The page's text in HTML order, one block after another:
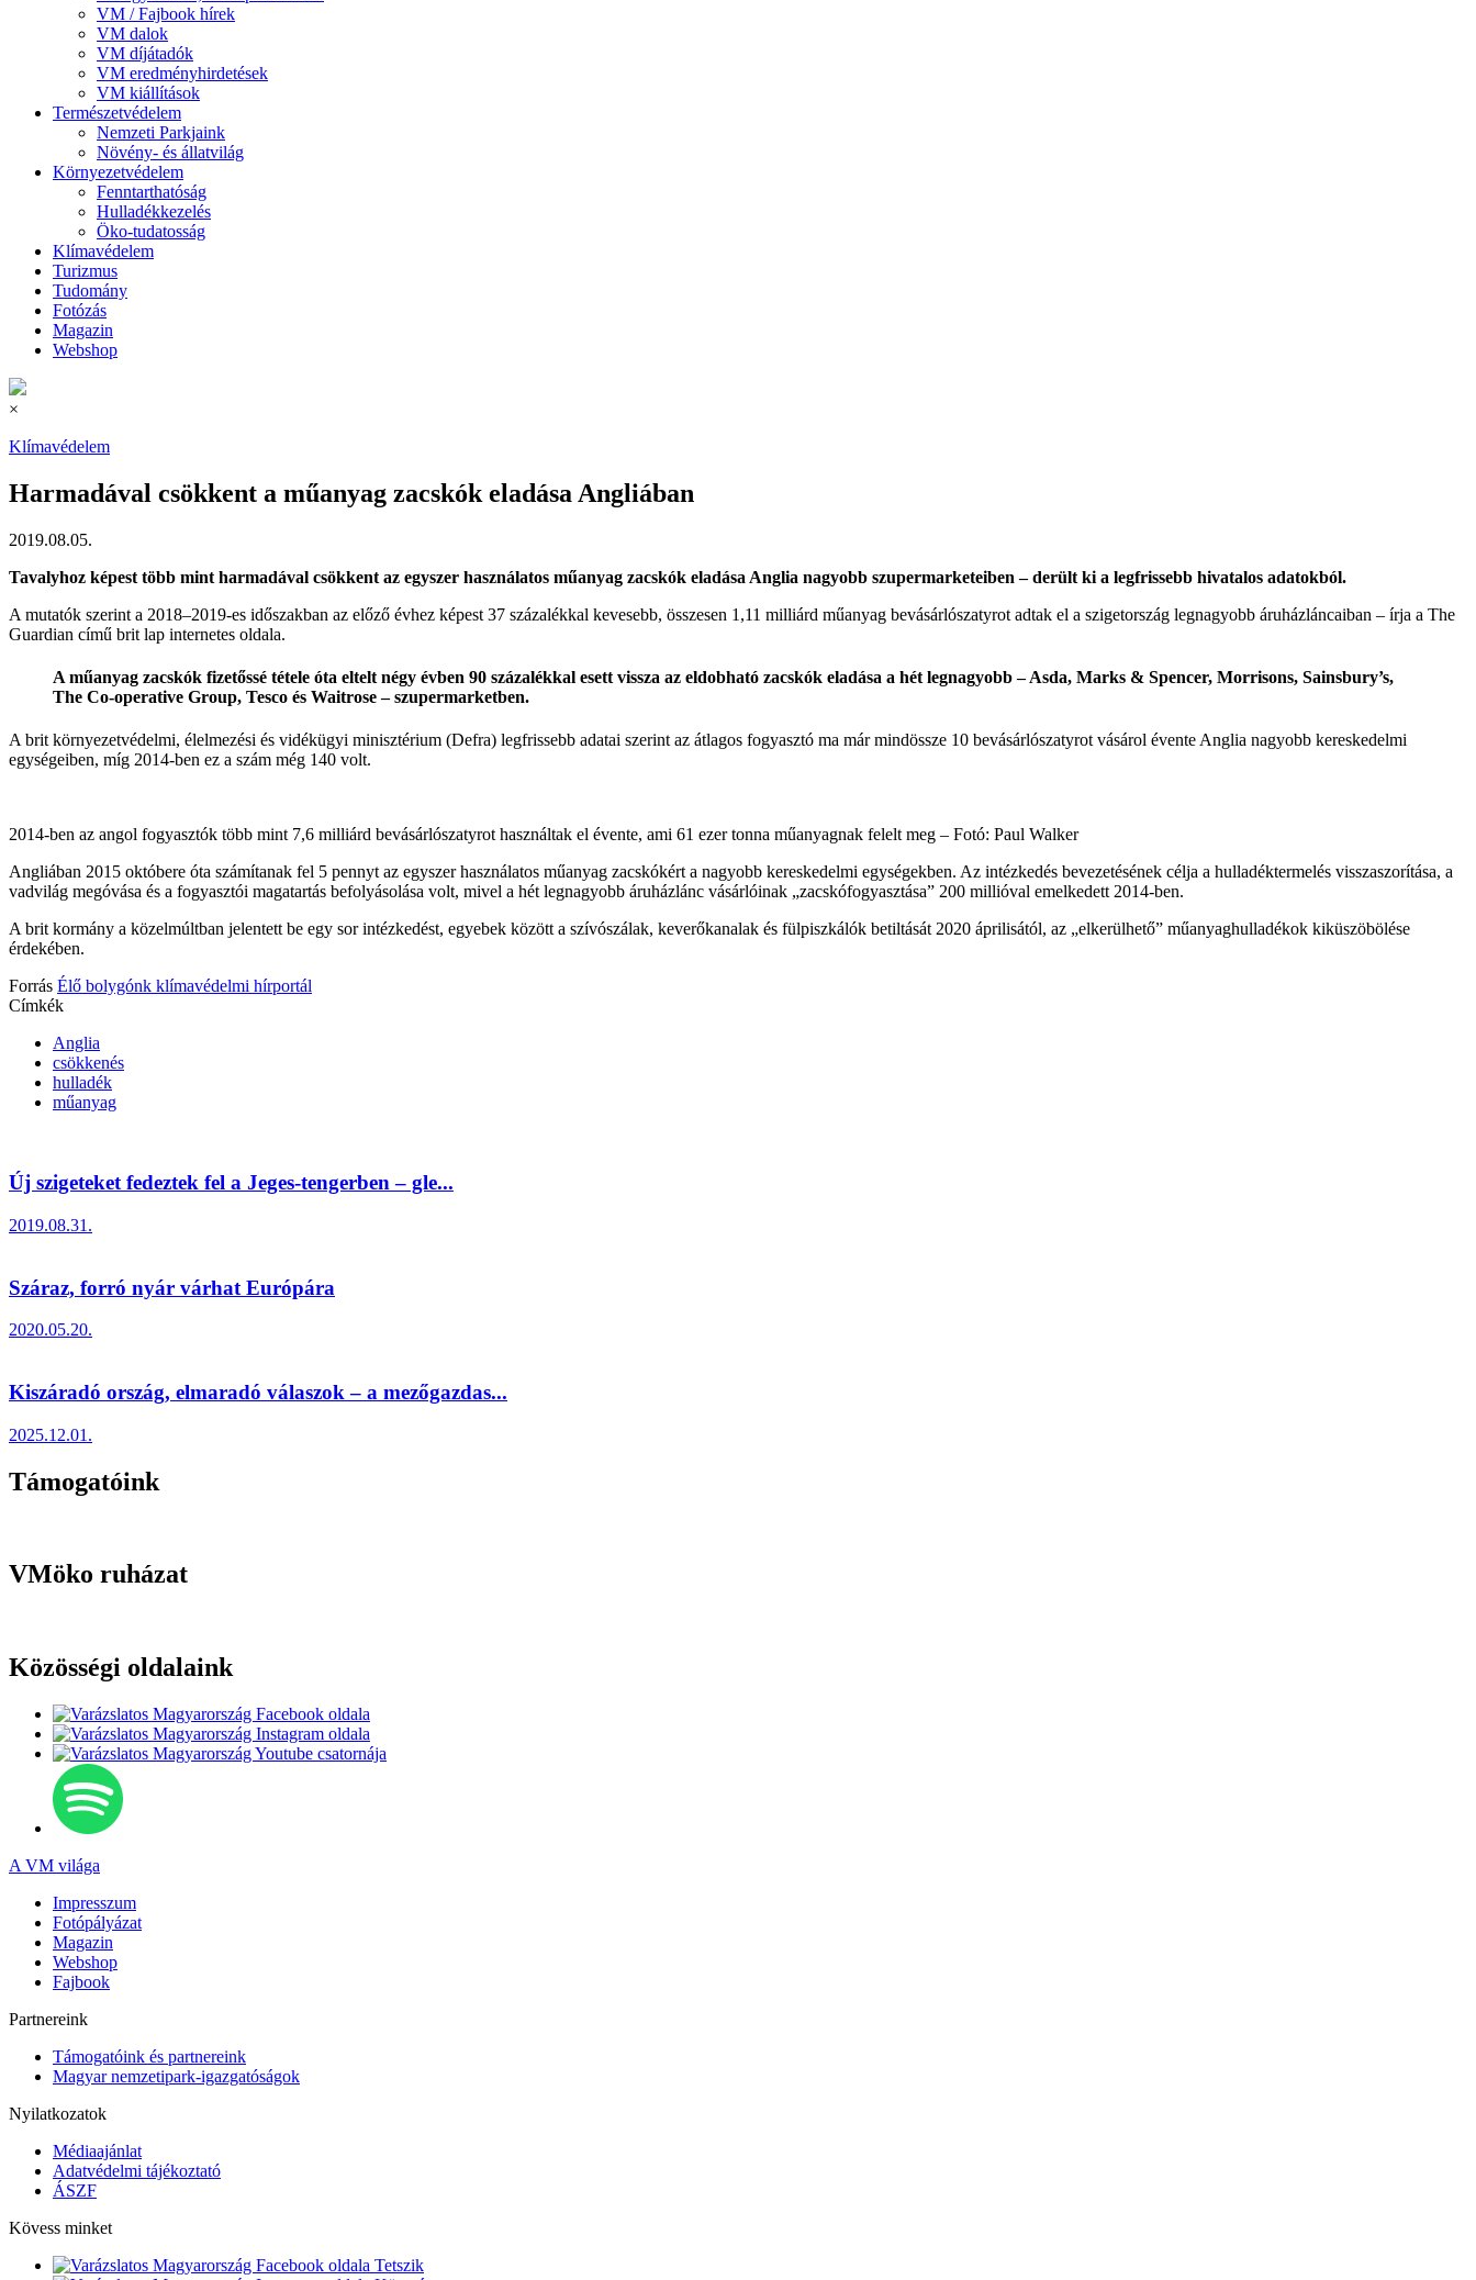
VM / Fajbook hírek
VM dalok
VM díjátadók
VM eredményhirdetések
VM kiállítások
Természetvédelem
Nemzeti Parkjaink
Növény- és állatvilág
Környezetvédelem
Fenntarthatóság
Hulladékkezelés
Öko-tudatosság
Klímavédelem
Turizmus
Tudomány
Fotózás
Magazin
Webshop
×
Klímavédelem
Harmadával csökkent a műanyag zacskók eladása Angliában
2019.08.05.
Tavalyhoz képest több mint harmadával csökkent az egyszer használatos műanyag zacskók eladása Anglia nagyobb szupermarketeiben – derült ki a legfrissebb hivatalos adatokból.
A mutatók szerint a 2018–2019-es időszakban az előző évhez képest 37 százalékkal kevesebb, összesen 1,11 milliárd műanyag bevásárlószatyrot adtak el a szigetország legnagyobb áruházláncaiban – írja a The
Guardian című brit lap internetes oldala.
A műanyag zacskók fizetőssé tétele óta eltelt négy évben 90 százalékkal esett vissza az eldobható zacskók eladása a hét legnagyobb – Asda, Marks & Spencer, Morrisons, Sainsbury’s,
The Co-operative Group, Tesco és Waitrose – szupermarketben.
A brit környezetvédelmi, élelmezési és vidékügyi minisztérium (Defra) legfrissebb adatai szerint az átlagos fogyasztó ma már mindössze 10 bevásárlószatyrot vásárol évente Anglia nagyobb kereskedelmi
egységeiben, míg 2014-ben ez a szám még 140 volt.
2014-ben az angol fogyasztók több mint 7,6 milliárd bevásárlószatyrot használtak el évente, ami 61 ezer tonna műanyagnak felelt meg – Fotó: Paul Walker
Angliában 2015 októbere óta számítanak fel 5 pennyt az egyszer használatos műanyag zacskókért a nagyobb kereskedelmi egységekben. Az intézkedés bevezetésének célja a hulladéktermelés visszaszorítása, a
vadvilág megóvása és a fogyasztói magatartás befolyásolása volt, mivel a hét legnagyobb áruházlánc vásárlóinak „zacskófogyasztása” 200 millióval emelkedett 2014-ben.
A brit kormány a közelmúltban jelentett be egy sor intézkedést, egyebek között a szívószálak, keverőkanalak és fülpiszkálók betiltását 2020 áprilisától, az „elkerülhető” műanyaghulladékok kiküszöbölése
érdekében.
Forrás Élő bolygónk klímavédelmi hírportál
Címkék
Anglia
csökkenés
hulladék
műanyag
Új szigeteket fedeztek fel a Jeges-tengerben – gle...
2019.08.31.
Száraz, forró nyár várhat Európára
2020.05.20.
Kiszáradó ország, elmaradó válaszok – a mezőgazdas...
2025.12.01.
Támogatóink
VMöko ruházat
Közösségi oldalaink
A VM világa
Impresszum
Fotópályázat
Magazin
Webshop
Fajbook
Partnereink
Támogatóink és partnereink
Magyar nemzetipark-igazgatóságok
Nyilatkozatok
Médiaajánlat
Adatvédelmi tájékoztató
ÁSZF
Kövess minket
Tetszik